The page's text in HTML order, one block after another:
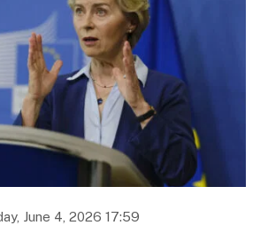
June 4, 2026 17:59